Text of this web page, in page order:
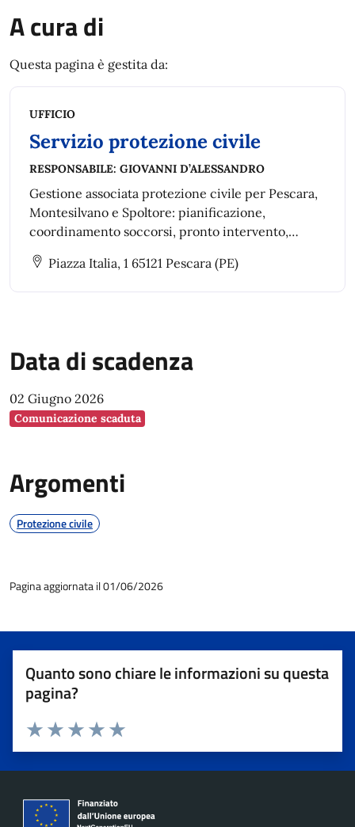
A cura di
Questa pagina è gestita da:
UFFICIO
Servizio protezione civile
RESPONSABILE: GIOVANNI D’ALESSANDRO
Gestione associata protezione civile per Pescara,
Montesilvano e Spoltore: pianificazione,
coordinamento soccorsi, pronto intervento,
prevenzione rischi e predisposizione piani di
emergenza.
Piazza Italia, 1 65121 Pescara (PE)
Data di scadenza
02 Giugno 2026
Comunicazione scaduta
Argomenti
Protezione civile
Pagina aggiornata il 01/06/2026
Quanto sono chiare le informazioni su questa
pagina?
Valuta 5 stelle su 5
Valuta 4 stelle su 5
Valuta 3 stelle su 5
Valuta 2 stelle su 5
Valuta 1 stelle su 5